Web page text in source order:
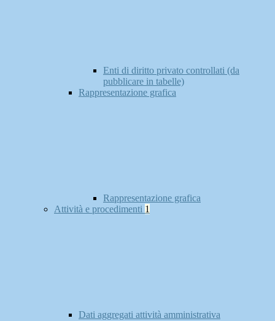
Enti di diritto privato controllati (da
pubblicare in tabelle)
Rappresentazione grafica
Rappresentazione grafica
Attività e procedimenti 1
Dati aggregati attività amministrativa